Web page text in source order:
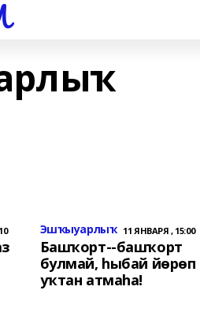
Эшҡыуарлыҡ 11 ЯНВАРЯ , 15:00
Башҡорт--башҡорт
булмай, һыбай йөрөп
уҡтан атмаһа!